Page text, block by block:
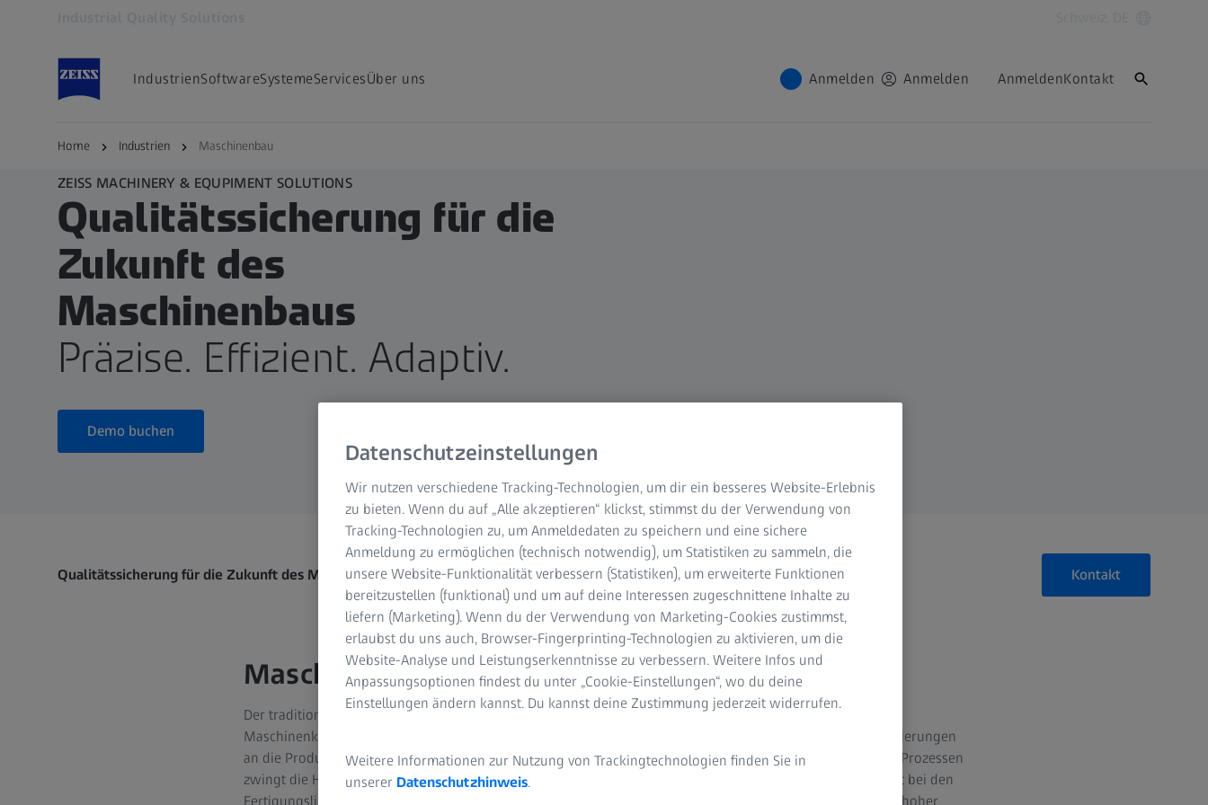
IndustrienSoftwareSystemeServicesÜber uns Anmelden Anmelden AnmeldenKontakt
Home Industrien Maschinenbau
ZEISS MACHINERY & EQUPIMENT SOLUTIONS
Qualitätssicherung für die
Zukunft des
Maschinenbaus
Präzise. Effizient. Adaptiv.
Demo buchen
Qualitätssicherung für die Zukunft des Maschinenbaus Kontakt
Maschinen & Anlagen
Der traditionelle Maschinenbau bietet ein umfassendes Wissen über Fertigungsprozesse und
Maschinenkonstruktion, wobei der Schwerpunkt auf Präzision und Einsatz liegt, um den steigenden Anforderungen
an die Produktleistung gerecht zu werden. Eine deutliche Verlagerung hin zu nachhaltigen Produkten und Prozessen
zwingt die Hersteller zur Einführung neuer Technologien und Materialien. Dieser Trend erfordert Flexibilität bei den
Fertigungslinien und eine kontinuierliche Optimierung von Durchsatz und Produktivität bei gleichbleibend hoher
Datenschutzeinstellungen
Wir nutzen verschiedene Tracking-Technologien, um dir ein besseres Website-Erlebnis
zu bieten. Wenn du auf „Alle akzeptieren“ klickst, stimmst du der Verwendung von
Tracking-Technologien zu, um Anmeldedaten zu speichern und eine sichere
Anmeldung zu ermöglichen (technisch notwendig), um Statistiken zu sammeln, die
unsere Website-Funktionalität verbessern (Statistiken), um erweiterte Funktionen
bereitzustellen (funktional) und um auf deine Interessen zugeschnittene Inhalte zu
liefern (Marketing). Wenn du der Verwendung von Marketing-Cookies zustimmst,
erlaubst du uns auch, Browser-Fingerprinting-Technologien zu aktivieren, um die
Website-Analyse und Leistungserkenntnisse zu verbessern. Weitere Infos und
Anpassungsoptionen findest du unter „Cookie-Einstellungen“, wo du deine
Einstellungen ändern kannst. Du kannst deine Zustimmung jederzeit widerrufen.
Weitere Informationen zur Nutzung von Trackingtechnologien finden Sie in
unserer Datenschutzhinweis.